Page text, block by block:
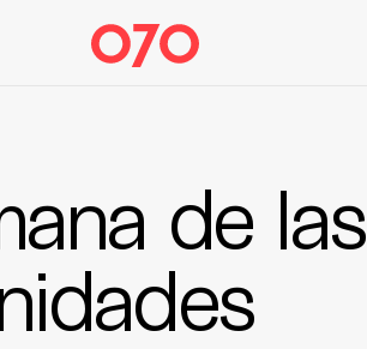
de las